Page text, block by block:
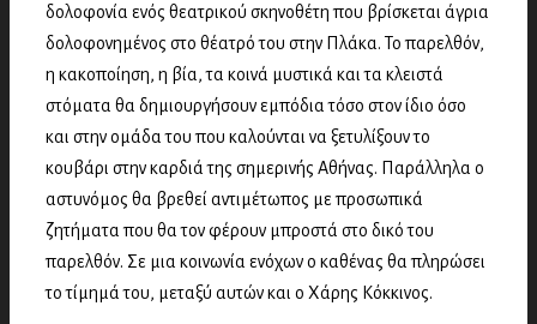
δολοφονία ενός θεατρικού σκηνοθέτη που βρίσκεται άγρια
δολοφονημένος στο θέατρό του στην Πλάκα. Το παρελθόν,
η κακοποίηση, η βία, τα κοινά μυστικά και τα κλειστά
στόματα θα δημιουργήσουν εμπόδια τόσο στον ίδιο όσο
και στην ομάδα του που καλούνται να ξετυλίξουν το
κουβάρι στην καρδιά της σημερινής Αθήνας. Παράλληλα ο
αστυνόμος θα βρεθεί αντιμέτωπος με προσωπικά
ζητήματα που θα τον φέρουν μπροστά στο δικό του
παρελθόν. Σε μια κοινωνία ενόχων ο καθένας θα πληρώσει
το τίμημά του, μεταξύ αυτών και ο Χάρης Κόκκινος.